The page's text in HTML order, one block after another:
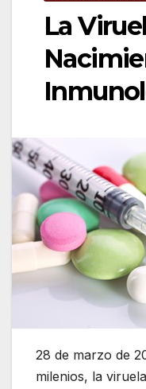
La
28 de marzo de
milenios, la